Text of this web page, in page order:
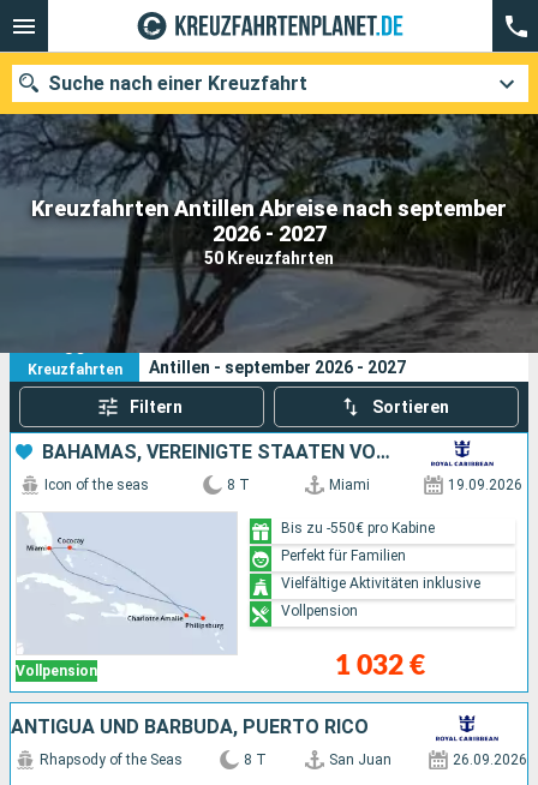
Kreuzfahrten Antillen Abreise nach september
2026 - 2027
50 Kreuzfahrten
Suche nach einer Kreuzfahrt
Unsere Ziele
Abfahrtsmonat
Reedereien
Suchen
50
Kreuzfahrten
Ihre Suchkriterien:
Antillen - september 2026 - 2027
Filtern Sortieren
BAHAMAS, VEREINIGTE STAATEN VON AMERIKA
Vollpension
Icon of the seas 8 T Miami 19.09.2026
1 032 €
Bis zu -550€ pro Kabine
Perfekt für Familien
Vielfältige Aktivitäten inklusive
Vollpension
ANTIGUA UND BARBUDA, PUERTO RICO
Rhapsody of the Seas 8 T San Juan 26.09.2026